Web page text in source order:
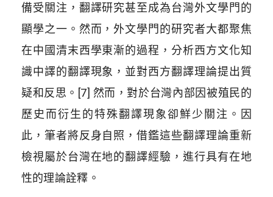
備受關注，翻譯研究甚至成為台灣外文學門的
顯學之一。然而，外文學門的研究者大都聚焦
在中國清末西學東漸的過程，分析西方文化知
識中譯的翻譯現象，並對西方翻譯理論提出質
疑和反思。[7] 然而，對於台灣內部因被殖民的
歷史而衍生的特殊翻譯現象卻鮮少關注。因
此，筆者將反身自照，借鑑這些翻譯理論重新
檢視屬於台灣在地的翻譯經驗，進行具有在地
性的理論詮釋。